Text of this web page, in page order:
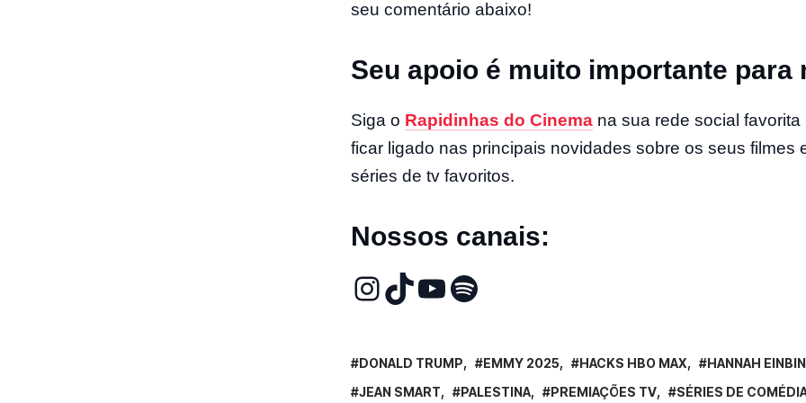
seu comentário abaixo!
Seu apoio é muito importante para
Siga o Rapidinhas do Cinemana sua rede social favorita
ficar ligado nas principais novidades sobre os seus filmes
séries de tv favoritos.
Nossos canais:
DONALD TRUMP EMMY 2025 HACKS HBO MAX
HANNAH
JEAN SMART
PALESTINA PREMIAÇÕES TV SÉRIES DE